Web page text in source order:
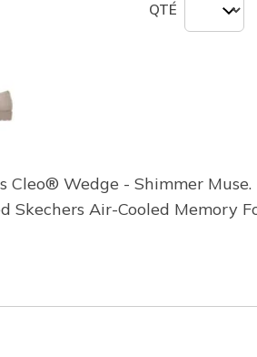
QTÉ
Wedge - Shimmer
Air-Cooled Memory